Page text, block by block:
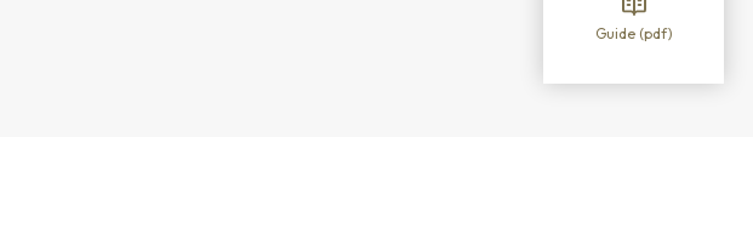
Guide (pdf)